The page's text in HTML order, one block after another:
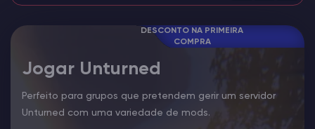
DESCONTO NA PRIMEIRA
COMPRA
Jogar Unturned
Perfeito para grupos que pretendem gerir um servidor
Unturned com uma variedade de mods.